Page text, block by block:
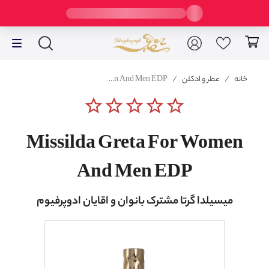
خانه / عطر و ادکلن /
Missilda Greta For Women And Men EDP
star_borderstar_borderstar_borderstar_borderstar_border
Missilda Greta For Women
And Men EDP
میسیلدا گرتا مشترک بانوان و اقایان ادوپرفیوم